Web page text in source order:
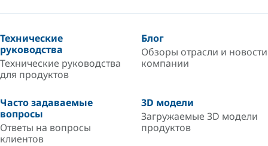
Технические
руководства
Технические руководства
для продуктов
Блог
Обзоры отрасли и новости
компании
Часто задаваемые
вопросы
Ответы на вопросы
клиентов
3D модели
Загружаемые 3D модели
продуктов